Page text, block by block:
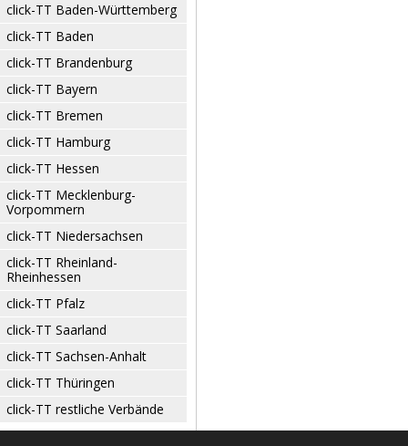
click-TT Baden-Württemberg
click-TT Baden
click-TT Brandenburg
click-TT Bayern
click-TT Bremen
click-TT Hamburg
click-TT Hessen
click-TT Mecklenburg-
Vorpommern
click-TT Niedersachsen
click-TT Rheinland-
Rheinhessen
click-TT Pfalz
click-TT Saarland
click-TT Sachsen-Anhalt
click-TT Thüringen
click-TT restliche Verbände